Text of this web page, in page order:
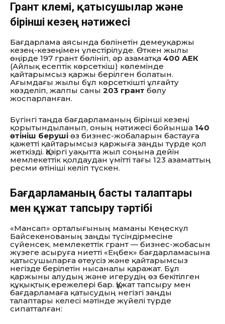
Грант көлемі, қатысушылар және
бірінші кезең нәтижесі
Бағдарлама аясында бөлінетін демеуқаржы
кезең-кезеңімен үлестірілуде. Өткен жылы
өңірде 197 грант бөлініп, әр азаматқа 400 АЕК
(Айлық есептік көрсеткіш) көлемінде
қайтарымсыз қаржы берілген болатын.
Ағымдағы жылы бұл көрсеткішті ұлғайту
көзделіп, жалпы саны 203 грант бөлу
жоспарланған.
Бүгінгі таңда бағдарламаның бірінші кезеңі
қорытындыланып, оның нәтижесі бойынша 140
өтініш беруші өз бизнес-жобаларын бастауға
қажетті қайтарымсыз қаржыға заңды түрде қол
жеткізді. Қазіргі уақытта жыл соңына дейін
мемлекеттік қолдаудан үмітті тағы 123 азаматтың
ресми өтініші келіп түскен.
Бағдарламаның басты талаптары
мен құжат тапсыру тәртібі
«Мансап» орталығының маманы Кеңескүл
Байсекенованың заңды түсіндірмесіне
сүйенсек, мемлекеттік грант — бизнес-жобасын
жүзеге асыруға ниетті «Еңбек» бағдарламасына
қатысушыларға өтеусіз және қайтарымсыз
негізде берілетін нысаналы қаражат. Бұл
қаржыны алудың және игерудің өз бекітілген
құқықтық ережелері бар. Құжат тапсыру мен
бағдарламаға қатысудың негізгі заңды
талаптары келесі мәтінде жүйелі түрде
сипатталған: